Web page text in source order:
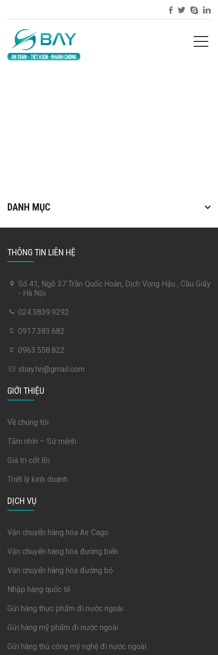
DANH MỤC
THÔNG TIN LIÊN HỆ
Số 41, Ngõ 37 Trần Quốc Hoàn, Dịch Vọng Hậu , Cầu Giấy
- Hà Nội
024.3839.9292
0917.383.682
0963.558.822
sbay.hn@gmail.com
GIỚI THIỆU
Về chúng tôi
Tầm nhìn – Sứ mệnh
Giá trị cốt lõi
Triết lý kinh doanh
DỊCH VỤ
Vận chuyển hàng hóa Air Cago
Vận chuyển hàng hóa đường biển
Vận chuyển hàng hóa đường bộ
Nhập hàng quốc tế
Gửi hàng thực phẩm đi nước ngoài
Gửi hàng mỹ phẩm đi nước ngoài
Gửi hàng thủ công mỹ nghệ đi nước ngoài